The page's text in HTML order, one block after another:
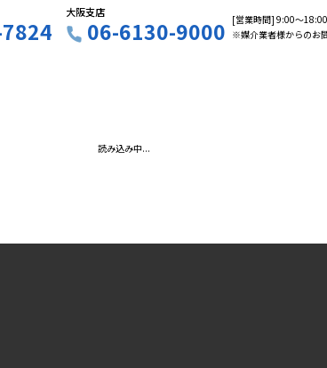
大阪支店
06-6130-9000 [営業時間] 9:00〜
※媒介業者様からのお
読み込み中...